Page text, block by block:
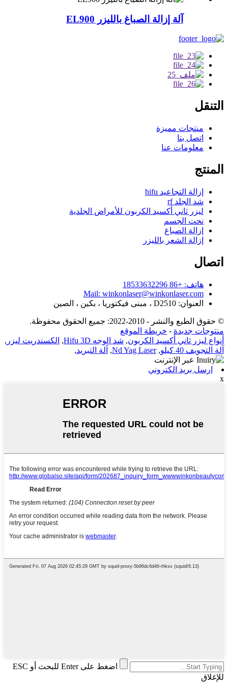
آلة إزالة الصباغ بالليزر EL900
التنقل
منتجات مميزة
اتصل بنا
معلومات عنا
المنتج
إزالة التجاعيد hifu
شد الجلد rf
ليزر ثاني أكسيد الكربون للأمراض الجلدية
نحت الجسم
إزالة الصباغ
إزالة الشعر بالليزر
اتصال
هاتف: +86 18533632296
Mail: winkonlaser@winkonlaser.com
العنوان: D2510 ، مبنى فيكتوريا ، بكين ، الصين
© حقوق الطبع والنشر - 2010-2022: جميع الحقوق محفوظة.
منتوجات جديدة - خريطة الموقع
أنواع ليزر ثاني أكسيد الكربون, شد الوجه Hifu 3D , الكسندريت ليزر ,
آلة التجويف 40 كيلو
,
Nd Yag Laser
, آلة التبريد,
ارسل بريد الكتروني
x
اضغط على Enter للبحث أو ESC
للإغلاق